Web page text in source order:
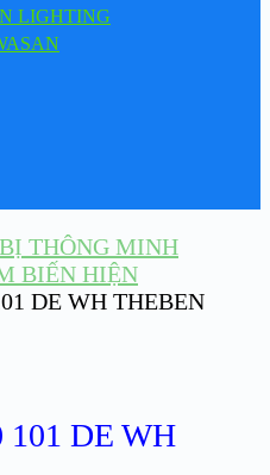
LIGHTING
THÔNG MINH
BIẾN HIỆN
DE WH THEBEN
101 DE WH